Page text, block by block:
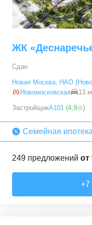
ЖК
Сдан
Новая Москва, НАО
Новомосковская
13
ЗастройщикА101 (4,9 )
Семейная
249 предложений от
+7